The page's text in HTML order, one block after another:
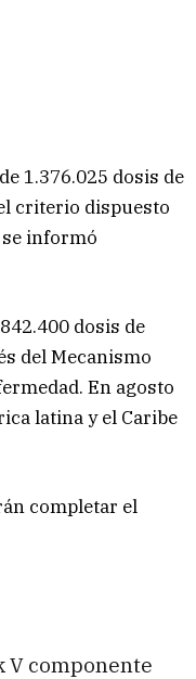
1.376.025 dosis de
criterio dispuesto
se informó
dosis de
del Mecanismo
En agosto
latina y el Caribe
completar el
V componente